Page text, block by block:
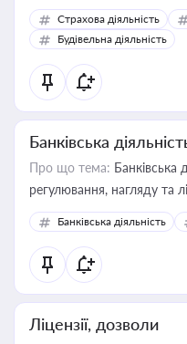
корисне для власника
бухгалтера під час
державного майна,
статусу суб'єктів оціночної
Страхова діяльність
Будівельна діяльність
Банківська
Про що тема: Банківська
регулювання, нагляду та
Банківська діяльність
Ліцензії, дозволи